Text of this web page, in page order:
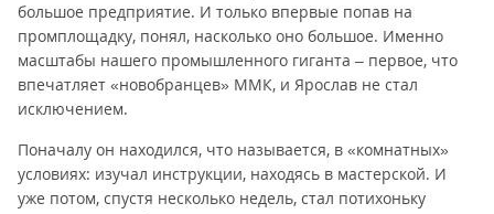
большое предприятие. И только впервые попав на
промплощадку, понял, насколько оно большое. Именно
масштабы нашего промышленного гиганта – первое, что
впечатляет «новобранцев» ММК, и Ярослав не стал
исключением.
Поначалу он находился, что называется, в «комнатных»
условиях: изучал инструкции, находясь в мастерской. И
уже потом, спустя несколько недель, стал потихоньку